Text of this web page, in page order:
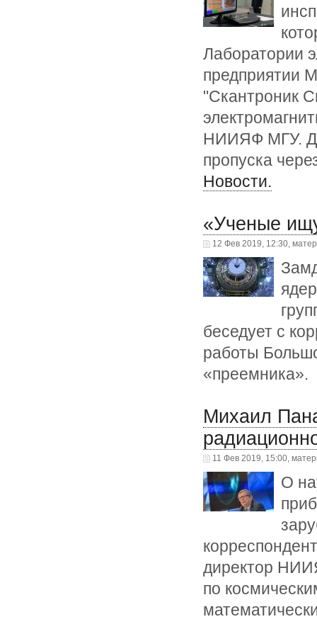
Лаборатории
предприятии
"Скантроник
НИИЯФ МГУ.
пропуска
Новости.
«Ученые
12 Фев 2019, 12:30,
беседует с
работы
«преемника».
Михаил
11 Фев 2019, 15:00,
О
директор
по